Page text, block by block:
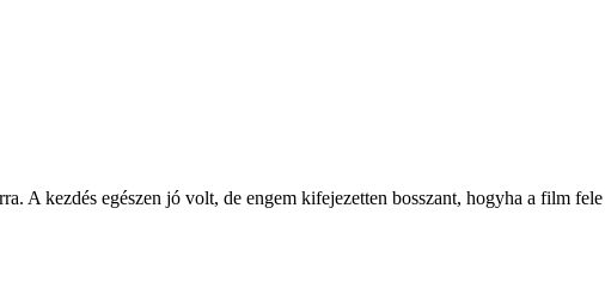
A kezdés egészen jó volt, de engem kifejezetten bosszant, hogyha a film